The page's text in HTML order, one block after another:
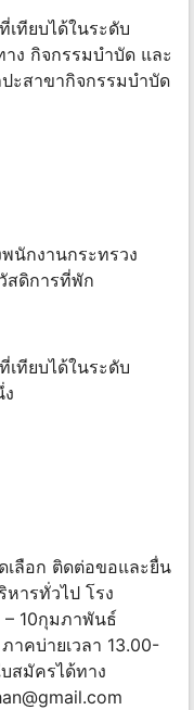
ทียบได้ในระดับ
ง กิจกรรมบําบัด และ
ะสาขากิจกรรมบําบัด
นักงานกระทรวง
สดิการที่พัก
ทียบได้ในระดับ
ลือก ติดต่อขอและยื่น
ารทั่วไป โรง
10กุมภาพันธ์
าคบ่ายเวลา 13.00-
สมัครได้ทาง